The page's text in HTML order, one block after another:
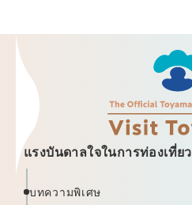
แรงบันดาลใจในการท่องเที่ยว
บทความพิเศษ